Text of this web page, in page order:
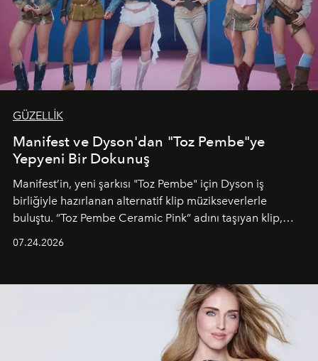
GÜZELLİK
Manifest ve Dyson'dan "Toz Pembe"ye
Yepyeni Bir Dokunuş
Manifest’in, yeni şarkısı "Toz Pembe" için Dyson iş
birliğiyle hazırlanan alternatif klip müzikseverlerle
buluştu. “Toz Pembe Ceramic Pink” adını taşıyan klip,
unsurlarından biri olarak öne çıkıyor.
07.24.2026